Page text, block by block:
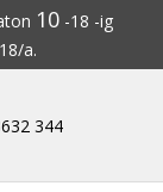
10-18 -ig
a.
344